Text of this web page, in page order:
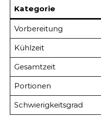
Kategorie
Vorbereitung
Kühlzeit
Gesamtzeit
Portionen
Schwierigkeitsgrad